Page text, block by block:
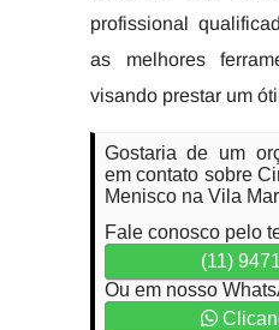
profissional
as melhores
visando prestar um
Gostaria de um
em contato sobre
Menisco na Vila
Fale conosco pelo
(11)
Ou em nosso